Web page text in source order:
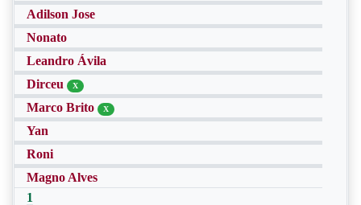
Adilson Jose
Nonato
Leandro Ávila
Dirceu
X
Marco Brito X
Yan
Roni
Magno Alves
1